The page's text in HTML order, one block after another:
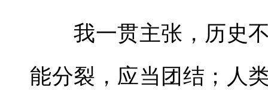
我一贯主张，历史不
能分裂，应当团结；人